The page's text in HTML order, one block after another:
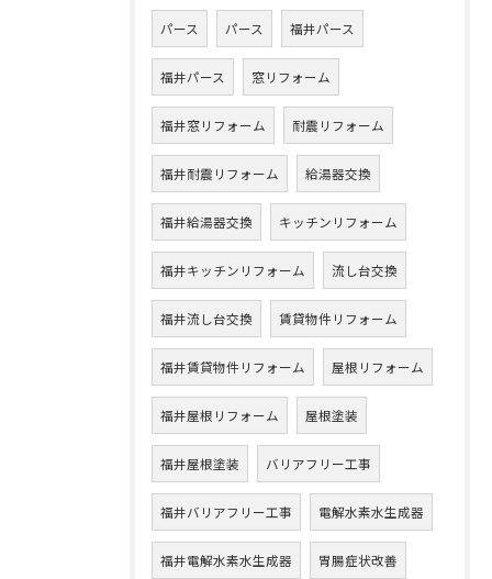
パース パース 福井パース
福井パース 窓リフォーム
福井窓リフォーム 耐震リフォーム
福井耐震リフォーム 給湯器交換
福井給湯器交換 キッチンリフォーム
福井キッチンリフォーム 流し台交換
福井流し台交換 賃貸物件リフォーム
福井賃貸物件リフォーム 屋根リフォーム
福井屋根リフォーム 屋根塗装
福井屋根塗装 バリアフリー工事
福井バリアフリー工事 電解水素水生成器
福井電解水素水生成器 胃腸症状改善